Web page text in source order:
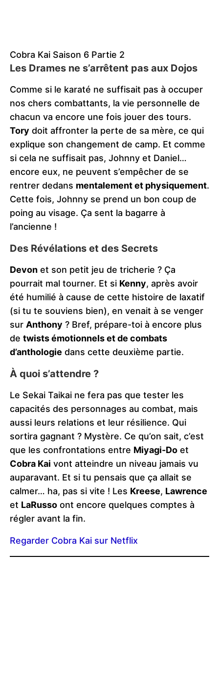
Cobra Kai Saison 6 Partie 2
Les Drames ne s’arrêtent pas aux Dojos
Comme si le karaté ne suffisait pas à occuper
nos chers combattants, la vie personnelle de
chacun va encore une fois jouer des tours.
Tory doit affronter la perte de sa mère, ce qui
explique son changement de camp. Et comme
si cela ne suffisait pas, Johnny et Daniel…
encore eux, ne peuvent s’empêcher de se
rentrer dedans mentalement et physiquement.
Cette fois, Johnny se prend un bon coup de
poing au visage. Ça sent la bagarre à
l’ancienne !
Des Révélations et des Secrets
Devon et son petit jeu de tricherie ? Ça
pourrait mal tourner. Et si Kenny, après avoir
été humilié à cause de cette histoire de laxatif
(si tu te souviens bien), en venait à se venger
sur Anthony ? Bref, prépare-toi à encore plus
de twists émotionnels et de combats
d’anthologie dans cette deuxième partie.
À quoi s’attendre ?
Le Sekai Taikai ne fera pas que tester les
capacités des personnages au combat, mais
aussi leurs relations et leur résilience. Qui
sortira gagnant ? Mystère. Ce qu’on sait, c’est
que les confrontations entre Miyagi-Do et
Cobra Kai vont atteindre un niveau jamais vu
auparavant. Et si tu pensais que ça allait se
calmer… ha, pas si vite ! Les Kreese, Lawrence
et LaRusso ont encore quelques comptes à
régler avant la fin.
Regarder Cobra Kai sur Netflix